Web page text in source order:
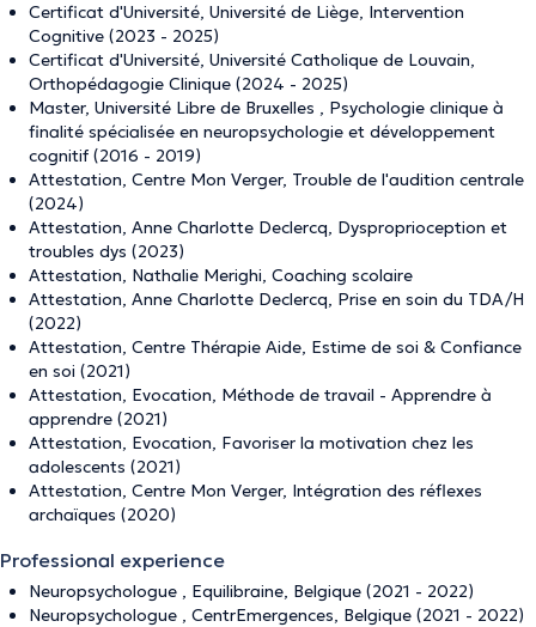
Certificat d'Université, Université de Liège, Intervention
Cognitive (2023 - 2025)
Certificat d'Université, Université Catholique de Louvain,
Orthopédagogie Clinique (2024 - 2025)
Master, Université Libre de Bruxelles , Psychologie clinique à
finalité spécialisée en neuropsychologie et développement
cognitif (2016 - 2019)
Attestation, Centre Mon Verger, Trouble de l'audition centrale
(2024)
Attestation, Anne Charlotte Declercq, Dysproprioception et
troubles dys (2023)
Attestation, Nathalie Merighi, Coaching scolaire
Attestation, Anne Charlotte Declercq, Prise en soin du TDA/H
(2022)
Attestation, Centre Thérapie Aide, Estime de soi & Confiance
en soi (2021)
Attestation, Evocation, Méthode de travail - Apprendre à
apprendre (2021)
Attestation, Evocation, Favoriser la motivation chez les
adolescents (2021)
Attestation, Centre Mon Verger, Intégration des réflexes
archaïques (2020)
Professional experience
Neuropsychologue , Equilibraine, Belgique (2021 - 2022)
Neuropsychologue , CentrEmergences, Belgique (2021 - 2022)